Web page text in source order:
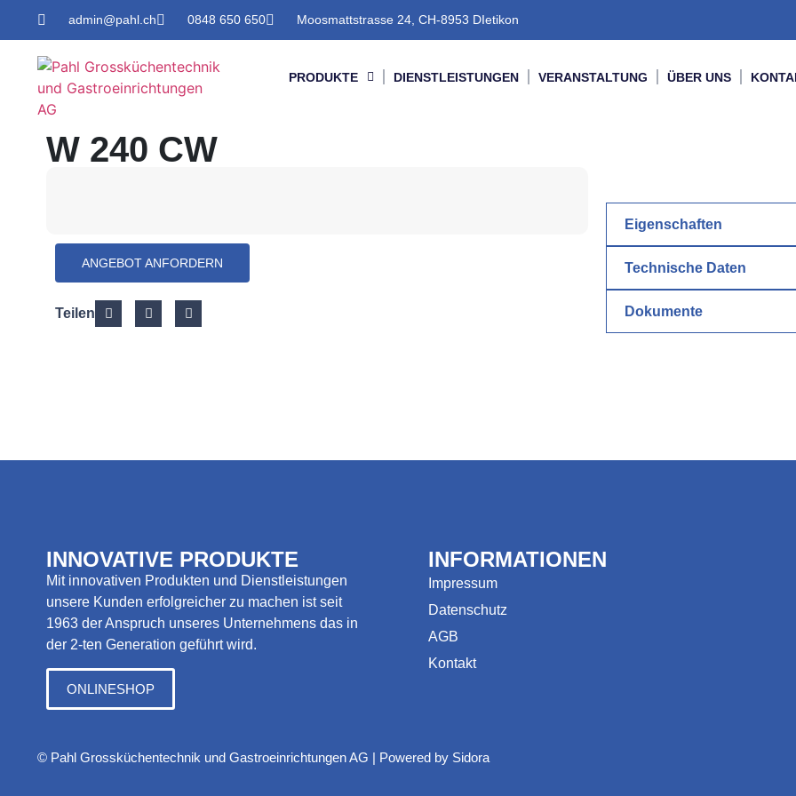
admin@pahl.ch 0848 650 650 Moosmattstrasse 24, CH-8953 DIetikon
PRODUKTE DIENSTLEISTUNGEN VERANSTALTUNG ÜBER UNS
W 240 CW
ANGEBOT ANFORDERN
Teilen
Eigenschaften
Technische Daten
Dokumente
INNOVATIVE PRODUKTE
Mit innovativen Produkten und Dienstleistungen
unsere Kunden erfolgreicher zu machen ist seit
1963 der Anspruch unseres Unternehmens das in
der 2-ten Generation geführt wird.
ONLINESHOP
INFORMATIONEN
Impressum
Datenschutz
AGB
Kontakt
© Pahl Grossküchentechnik und Gastroeinrichtungen AG | Powered by Sidora